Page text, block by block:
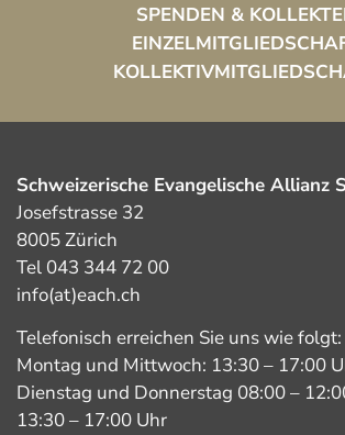
SPENDEN &
Schweizerische Evangelische Allianz
Josefstrasse 32
8005 Zürich
Tel 043 344 72 00
info(at)each.ch
Telefonisch erreichen Sie uns wie folgt:
Montag und Mittwoch: 13:30 – 17:00
Dienstag und Donnerstag 08:00 –
13:30 – 17:00 Uhr